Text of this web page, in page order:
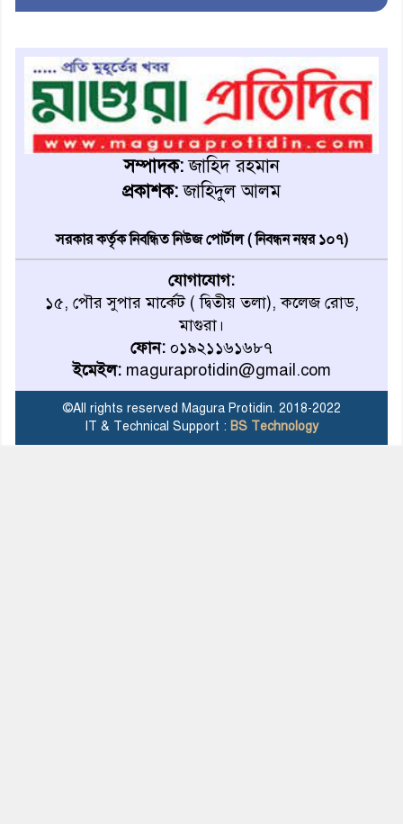
অনূর্ধ্ব-১৭ জাতীয় চ্যাম্পিয়ন মাগুরা
ফুটবল দলকে সংবর্ধনা
রোববার থেকে ভারতীয় ট্যুরিস্ট
ভিসা চালু
ক্যাম্পেইন উপলক্ষে সাংবাদিক
অবহিতকরণ
মাগুরায় আ’লীগের প্রতিষ্ঠাবার্ষিকীর
কর্মসূচি প্রতিরোধে বিএনপির
মোটরসাইকেল শোডাউন
খুব শিঘ্রই কর্মস্থলে ফিরবেন
মাগুরার ডিসি
সম্পাদক:জাহিদ রহমান
প্রকাশক:জাহিদুল আলম
সরকার কর্তৃক নিবন্ধিত নিউজ পোর্টাল ( নিবন্ধন নম্বর ১০৭)
যোগাযোগ:
১৫, পৌর সুপার মার্কেট ( দ্বিতীয় তলা), কলেজ রোড,
মাগুরা।
ফোন: ০১৯২১১৬১৬৮৭
ইমেইল: maguraprotidin@gmail.com
©All rights reserved Magura Protidin. 2018-2022
IT & Technical Support : BS Technology